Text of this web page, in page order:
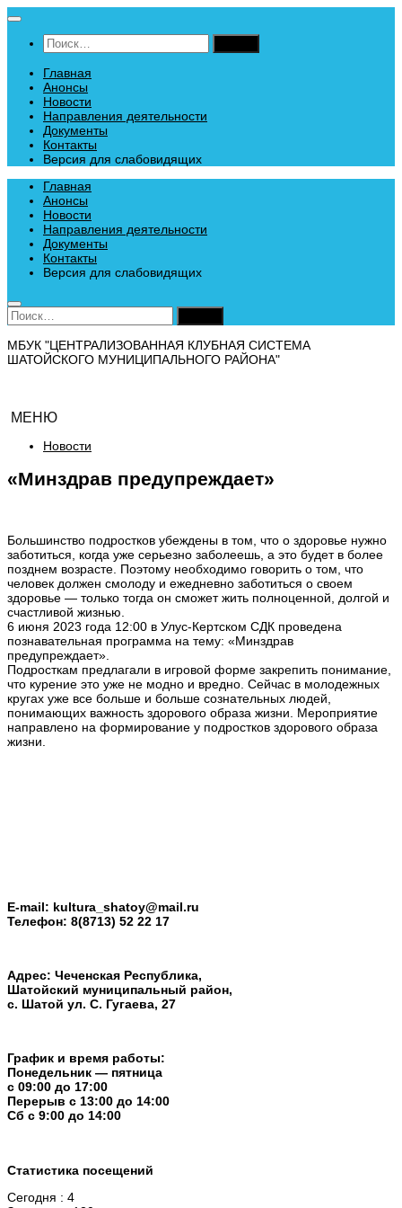
Перейти
содержимому
Найти:
Главная
Анонсы
Новости
Направления деятельности
Документы
Контакты
Версия для слабовидящих
Главная
Анонсы
Новости
Направления деятельности
Документы
Контакты
Версия для слабовидящих
Найти:
МБУК "ЦЕНТРАЛИЗОВАННАЯ КЛУБНАЯ СИСТЕМА
ШАТОЙСКОГО МУНИЦИПАЛЬНОГО РАЙОНА"
МЕНЮ
Новости
«Минздрав предупреждает»
Большинство подростков убеждены в том, что о здоровье нужно
заботиться, когда уже серьезно заболеешь, а это будет в более
позднем возрасте. Поэтому необходимо говорить о том, что
человек должен смолоду и ежедневно заботиться о своем
здоровье — только тогда он сможет жить полноценной, долгой и
счастливой жизнью.
6 июня 2023 года 12:00 в Улус-Кертском СДК проведена
познавательная программа на тему: «Минздрав
предупреждает».
Подросткам предлагали в игровой форме закрепить понимание,
что курение это уже не модно и вредно. Сейчас в молодежных
кругах уже все больше и больше сознательных людей,
понимающих важность здорового образа жизни. Мероприятие
направлено на формирование у подростков здорового образа
жизни.
E-mail: kultura_shatoy@mail.ru
Телефон: 8(8713) 52 22 17
Адрес: Чеченская Республика,
Шатойский муниципальный район,
с. Шатой ул. С. Гугаева, 27
График и время работы:
Понедельник — пятница
с 09:00 до 17:00
Перерыв c 13:00 до 14:00
Cб с 9:00 до 14:00
Статистика посещений
Сегодня : 4